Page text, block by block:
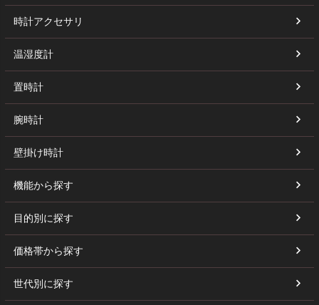
時計アクセサリ
温湿度計
置時計
腕時計
壁掛け時計
機能から探す
目的別に探す
価格帯から探す
世代別に探す